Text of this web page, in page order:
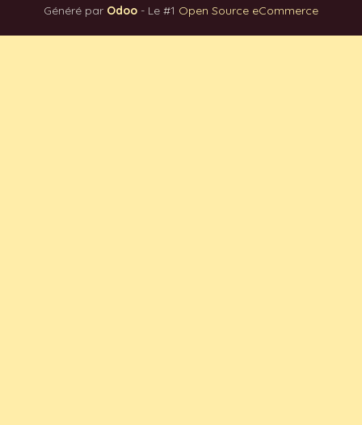
Généré par Odoo - Le #1 Open Source eCommerce